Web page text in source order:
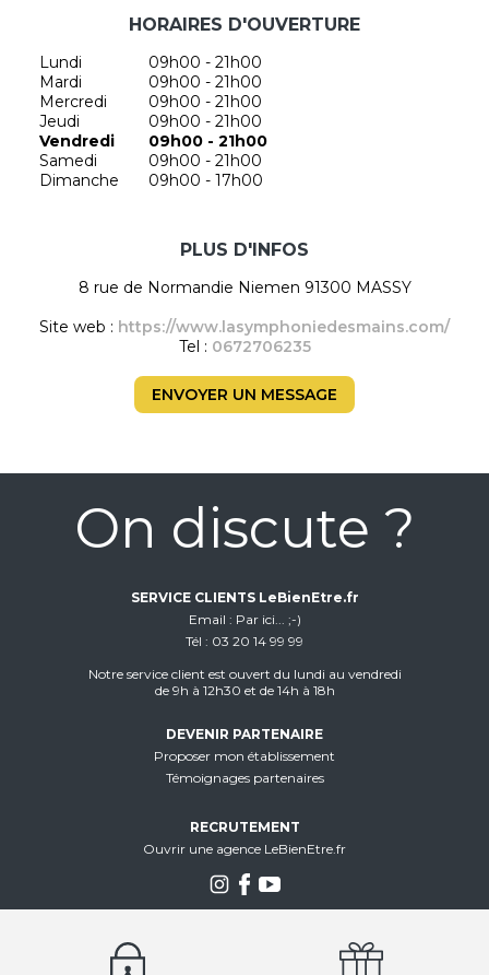
HORAIRES D'OUVERTURE
Lundi
09h00 - 21h00
Mardi
09h00 - 21h00
Mercredi
09h00 - 21h00
Jeudi
09h00 - 21h00
Vendredi
09h00 - 21h00
Samedi
09h00 - 21h00
Dimanche
09h00 - 17h00
PLUS D'INFOS
8 rue de Normandie Niemen 91300 MASSY
Site web : https://www.lasymphoniedesmains.com/
Tel : 0672706235
ENVOYER UN MESSAGE
On discute ?
SERVICE CLIENTS LeBienEtre.fr
Email
Par ici... ;-)
Tél
03 20 14 99 99
Notre service client est ouvert du lundi au vendredi
de 9h à 12h30 et de 14h à 18h
DEVENIR PARTENAIRE
Proposer mon établissement
Témoignages partenaires
RECRUTEMENT
Ouvrir une agence LeBienEtre.fr